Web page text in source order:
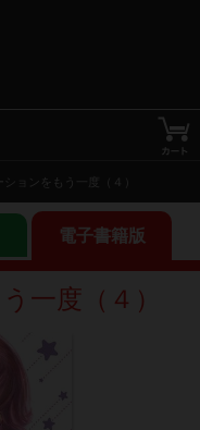
ションをもう一度（４）
電子書籍版
一度（４）